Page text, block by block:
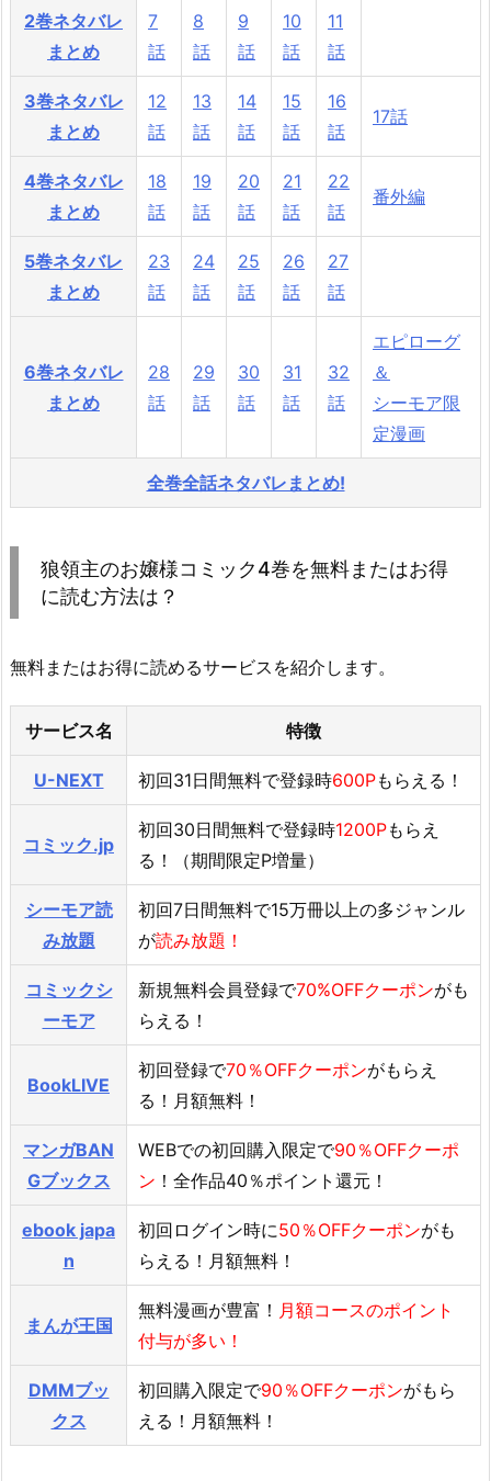
2巻ネタバレ
まとめ
7
話
8
話
9
話
10
話
11
話
3巻ネタバレ
まとめ
12
話
13
話
14
話
15
話
16
話
17話
4巻ネタバレ
まとめ
18
話
19
話
20
話
21
話
22
話
番外編
5巻ネタバレ
まとめ
23
話
24
話
25
話
26
話
27
話
6巻ネタバレ
まとめ
28
話
29
話
30
話
31
話
32
話
エピローグ
＆
シーモア限
定漫画
全巻全話ネタバレまとめ!
狼領主のお嬢様コミック4巻を無料またはお得
に読む方法は？
無料またはお得に読めるサービスを紹介します。
サービス名 特徴
U-NEXT 初回31日間無料で登録時600Pもらえる！
コミック.jp
初回30日間無料で登録時1200Pもらえ
る！（期間限定P増量）
シーモア読
み放題
初回7日間無料で15万冊以上の多ジャンル
が読み放題！
コミックシ
ーモア
新規無料会員登録で70%OFFクーポンがも
らえる！
BookLIVE
初回登録で70％OFFクーポンがもらえ
る！月額無料！
マンガBAN
Gブックス
WEBでの初回購入限定で90％OFFクーポ
ン ！全作品40％ポイント還元！
ebook japa
n
初回ログイン時に50％OFFクーポンがも
らえる！月額無料！
まんが王国
無料漫画が豊富！ 月額コースのポイント
付与が多い！
DMMブッ
クス
初回購入限定で90％OFFクーポンがもら
える！月額無料！